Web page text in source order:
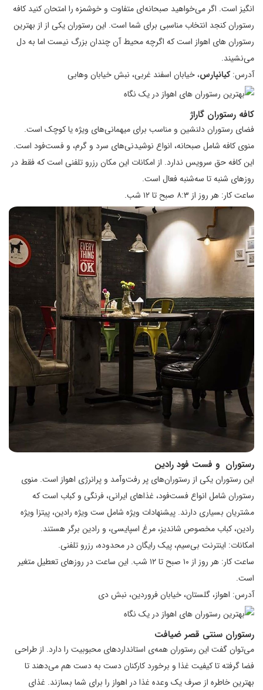
انگیز است. اگر می‌خواهید صبحانه‌ای متفاوت و خوشمزه را امتحان کنید کافه
رستوران کنجد انتخاب مناسبی برای شما است. این رستوران یکی از از بهترین
رستوران های اهواز است که اگرچه محیط آن چندان بزرگ نیست اما به دل
می‌نشیند.
آدرس:کیانپارس، خیابان اسفند غربی، نبش خیابان وهابی
کافه رستوران گاراژ
فضای رستوران دلنشین و مناسب برای میهمانی‌های ویژه یا کوچک است.
منوی کافه شامل صبحانه، انواع نوشیدنی‌های سرد و گرم، و فست‌فود است.
این کافه حق سرویس ندارد. از امکانات این مکان رزرو تلفنی است که فقط در
روزهای شنبه تا سه‌شنبه فعال است.
ساعت کار: هر روز از ۸:۳ صبح تا ۱۲ شب.
رستوران و فست فود رادین
این رستوران یکی از رستوران‌های پر رفت‌و‌آمد و پرانرژی اهواز است. منوی
رستوران شامل انواع فست‌فود، غذاهای ایرانی، فرنگی و کباب است که
مشتریان بسیاری دارند. پیشنهادات ویژه شامل ست ویژه رادین، پیتزا ویژه
رادین، کباب مخصوص شاندیز، مرغ اسپایسی، و رادین برگر هستند.
امکانات: اینترنت بی‌سیم، پیک رایگان در محدوده، رزرو تلفنی.
ساعت کار: هر روز از ۱۰ صبح تا ۱۲ شب. این ساعت در روزهای تعطیل متغیر
است.
آدرس: اهواز، گلستان، خیابان فروردین، نبش دی
رستوران سنتی قصر ضیافت
می‌توان گفت این رستوران همه‌ی استانداردهای محبوبیت را دارد. از طراحی
فضا گرفته تا کیفیت غذا و برخورد کارکنان دست به دست هم می‌دهند تا
بهترین خاطره از صرف یک وعده غذا در اهواز را برای شما بسازند. غذای